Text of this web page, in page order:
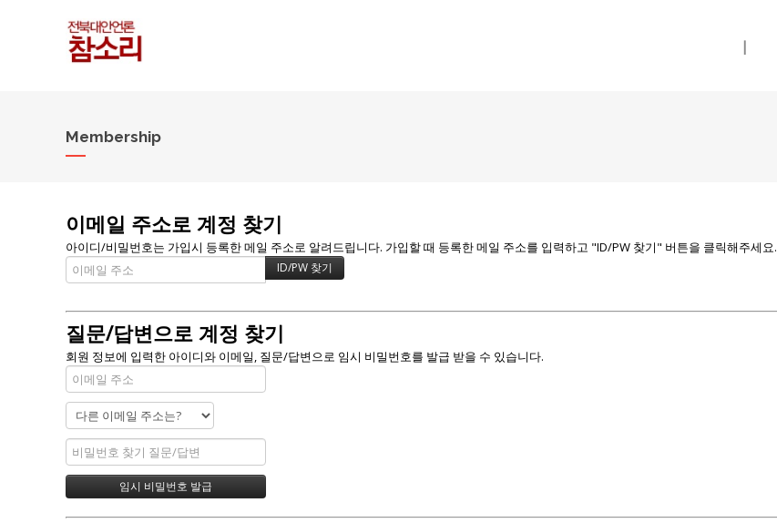
|
Membership
이메일 주소로 계정 찾기
아이디/비밀번호는 가입시 등록한 메일 주소로 알려드립니다. 가입할 때 등록한 메일 주소를 입력하고 "ID/PW 찾기" 버튼을 클릭해주세요.
질문/답변으로 계정 찾기
회원 정보에 입력한 아이디와 이메일, 질문/답변으로 임시 비밀번호를 발급 받을 수 있습니다.